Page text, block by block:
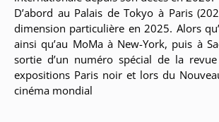
D’abord au Palais de Tokyo à Paris
dimension particulière en 2025. Alors
ainsi qu’au MoMa à New-York, puis à
sortie d’un numéro spécial de la
expositions Paris noir et lors du
cinéma mondial